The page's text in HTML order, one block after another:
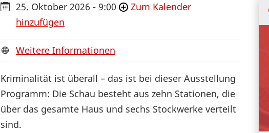
25. Oktober 2026 - 9:00
Zum Kalender
hinzufügen
Weitere Informationen
Kriminalität ist überall – das ist bei dieser Ausstellung
Programm: Die Schau besteht aus zehn Stationen, die
über das gesamte Haus und sechs Stockwerke verteilt
sind.